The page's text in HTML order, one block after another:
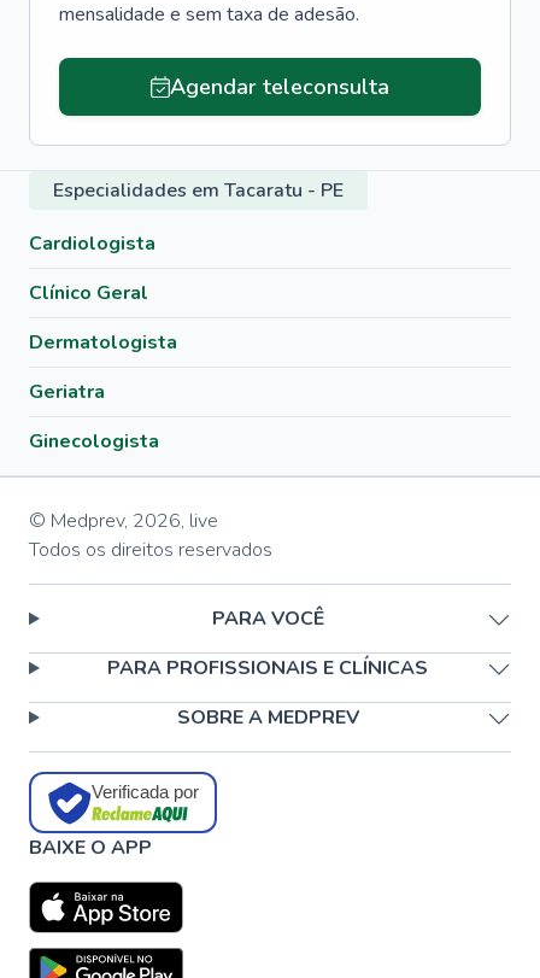
mensalidade e sem taxa de adesão.
Agendar teleconsulta
Especialidades em Tacaratu - PE
Cardiologista
Clínico Geral
Dermatologista
Geriatra
Ginecologista
© Medprev, 2026, live
Todos os direitos reservados
PARA VOCÊ
PARA PROFISSIONAIS E CLÍNICAS
SOBRE A MEDPREV
Verificada por
BAIXE O APP